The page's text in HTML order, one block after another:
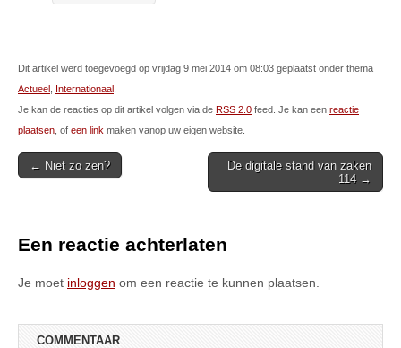
Dit artikel werd toegevoegd op vrijdag 9 mei 2014 om 08:03 geplaatst onder thema
Actueel Internationaal
Je kan de reacties op dit artikel volgen via de RSS 2.0 feed. Je kan een reactie
plaatsen , of een link maken vanop uw eigen website.
Post
← Niet zo zen?
De digitale stand van zaken
114 →
Een reactie achterlaten
Je moet inloggen om een reactie te kunnen plaatsen.
COMMENTAAR